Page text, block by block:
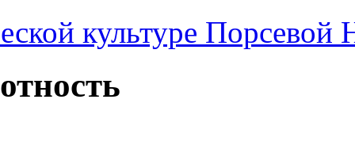
культуре Порсевой